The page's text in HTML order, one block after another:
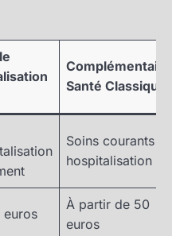
Complémentaire
Santé Classique
Soins courants +
hospitalisation
euros
À partir de 50
euros